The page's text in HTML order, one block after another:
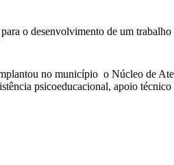
o desenvolvimento de um
no município o Núcleo de
psicoeducacional, apoio